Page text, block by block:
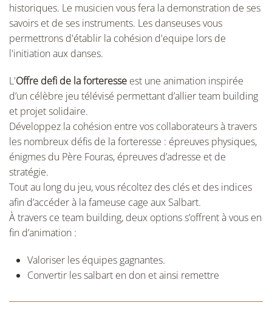
historiques. Le musicien vous fera la demonstration de ses
savoirs et de ses instruments. Les danseuses vous
permettrons d'établir la cohésion d'equipe lors de
l'initiation aux danses.
L'Offre defi de la forteresse est une animation inspirée
d’un célèbre jeu télévisé permettant d’allier team building
et projet solidaire.
Développez la cohésion entre vos collaborateurs à travers
les nombreux défis de la forteresse : épreuves physiques,
énigmes du Père Fouras, épreuves d’adresse et de
stratégie.
Tout au long du jeu, vous récoltez des clés et des indices
afin d’accéder à la fameuse cage aux Salbart.
À travers ce team building, deux options s’offrent à vous en
fin d’animation :
Valoriser les équipes gagnantes.
Convertir les salbart en don et ainsi remettre